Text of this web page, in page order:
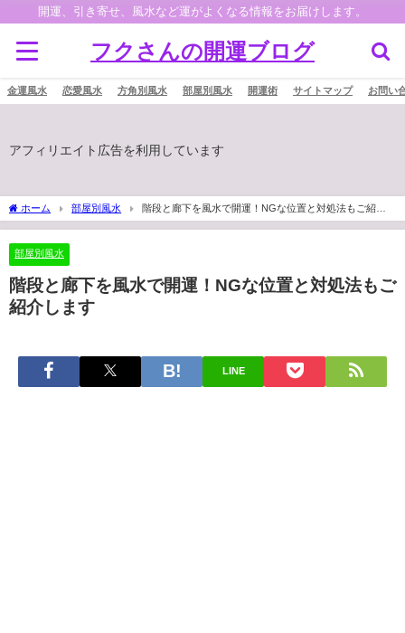
開運、引き寄せ、風水など運がよくなる情報をお届けします。
フクさんの開運ブログ
金運風水 恋愛風水 方角別風水 部屋別風水 開運術 サイトマップ お問い
アフィリエイト広告を利用しています
ホーム 部屋別風水
階段と廊下を風水で開運！NGな位置と対処法もご紹介
します
部屋別風水
階段と廊下を風水で開運！NGな位置と対処法もご
紹介します
LINE